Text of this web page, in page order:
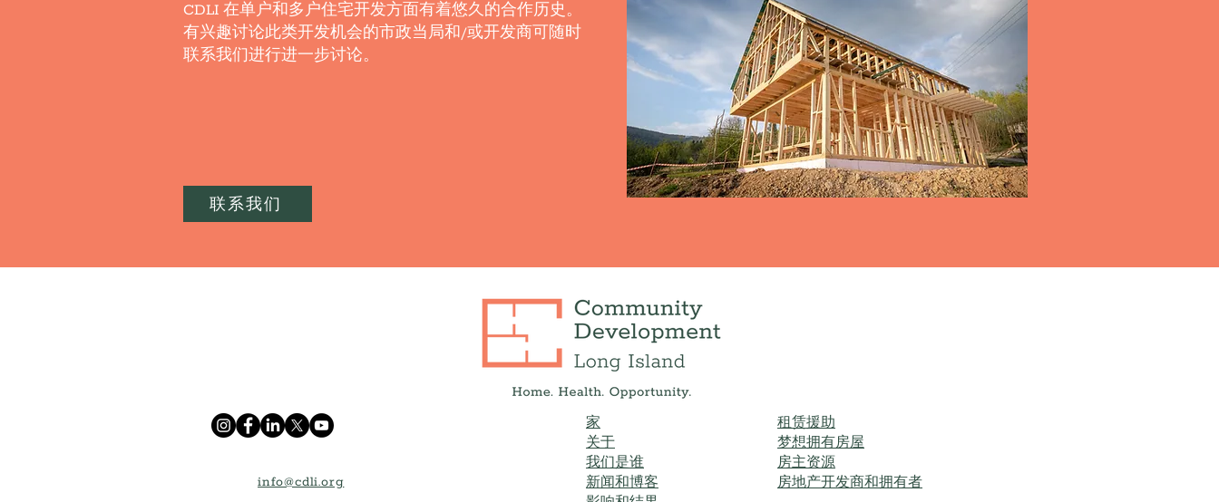
CDLI 在单户和多户住宅开发方面有着悠久的合作历史。
有兴趣讨论此类开发机会的市政当局和/或开发商可随时
联系我们进行进一步讨论。
联系我们
info@cdli.org
家
关于
我们是谁
新闻和博客
租赁援助
梦想拥有房屋
房主资源
房地产开发商和拥有者